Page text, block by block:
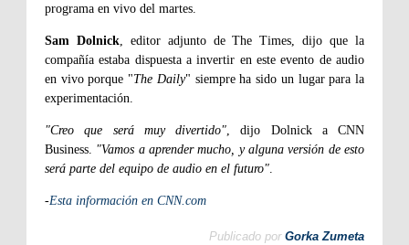
programa en vivo del martes.
Sam Dolnick, editor adjunto de The Times, dijo que la
compañía estaba dispuesta a invertir en este evento de audio
en vivo porque "The Daily" siempre ha sido un lugar para la
experimentación.
"Creo que será muy divertido" , dijo Dolnick a CNN
Business. "Vamos a aprender mucho, y alguna versión de esto
será parte del equipo de audio en el futuro"
-Esta información en CNN.com
Publicado por Gorka Zumeta